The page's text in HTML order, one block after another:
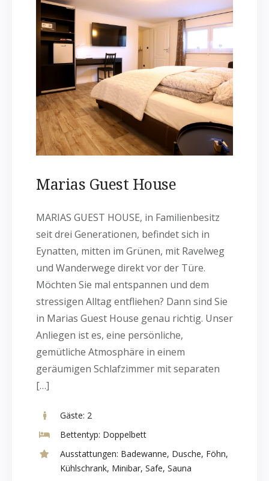
Marias Guest House
MARIAS GUEST HOUSE, in Familienbesitz
seit drei Generationen, befindet sich in
Eynatten, mitten im Grünen, mit Ravelweg
und Wanderwege direkt vor der Türe.
Möchten Sie mal entspannen und dem
stressigen Alltag entfliehen? Dann sind Sie
in Marias Guest House genau richtig. Unser
Anliegen ist es, eine persönliche,
gemütliche Atmosphäre in einem
geräumigen Schlafzimmer mit separaten
[…]
Gäste: 2
Bettentyp: Doppelbett
Ausstattungen: Badewanne, Dusche, Föhn,
Kühlschrank, Minibar, Safe, Sauna